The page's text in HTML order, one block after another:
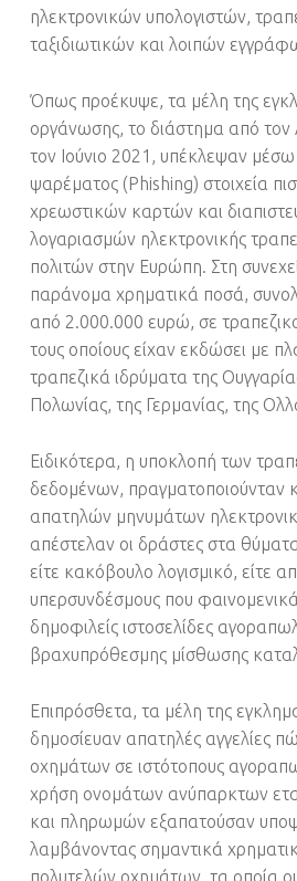
ηλεκτρονικών υπολογιστών,
ταξιδιωτικών και λοιπών
Όπως προέκυψε, τα μέλη της
οργάνωσης, το διάστημα από
τον Ιούνιο 2021, υπέκλεψαν μέσω
ψαρέματος (Phishing) στοιχεία
χρεωστικών καρτών και
λογαριασμών ηλεκτρονικής
πολιτών στην Ευρώπη. Στη
παράνομα χρηματικά ποσά,
από 2.000.000 ευρώ, σε
τους οποίους είχαν εκδώσει με
τραπεζικά ιδρύματα της
Πολωνίας, της Γερμανίας, της
Ειδικότερα, η υποκλοπή των
δεδομένων, πραγματοποιούνταν
απατηλών μηνυμάτων
απέστελαν οι δράστες στα
είτε κακόβουλο λογισμικό, είτε
υπερσυνδέσμους που
δημοφιλείς ιστοσελίδες
βραχυπρόθεσμης μίσθωσης
Επιπρόσθετα, τα μέλη της
δημοσίευαν απατηλές αγγελίες
οχημάτων σε ιστότοπους
χρήση ονομάτων ανύπαρκτων
και πληρωμών εξαπατούσαν
λαμβάνοντας σημαντικά
πολυτελών οχημάτων, τα οποία